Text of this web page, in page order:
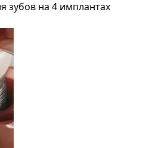
зубов на 4 имплантах